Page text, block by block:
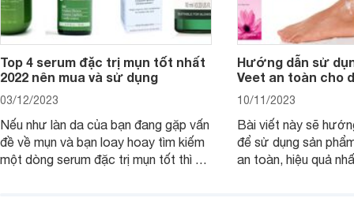
Top 4 serum đặc trị mụn tốt nhất
2022 nên mua và sử dụng
03/12/2023
Nếu như làn da của bạn đang gặp vấn
đề về mụn và bạn loay hoay tìm kiếm
một dòng serum đặc trị mụn tốt thì bài
Hướng dẫn sử
Veet an toàn cho
10/11/2023
Bài viết này sẽ
để sử dụng sản
an toàn, hiệu quả